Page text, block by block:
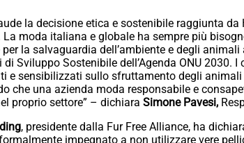
la decisione etica e sostenibile raggiunta
La moda italiana e globale ha sempre più
la salvaguardia dell’ambiente e degli
di Sviluppo Sostenibile dell’Agenda ONU 2030.
e sensibilizzati sullo sfruttamento degli
che una azienda moda responsabile e
proprio settore” – dichiara Simone Pavesi,
, presidente dalla Fur Free Alliance, ha
impegnato a non utilizzare vere